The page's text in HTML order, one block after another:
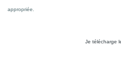
appropriée.
Je télécharge